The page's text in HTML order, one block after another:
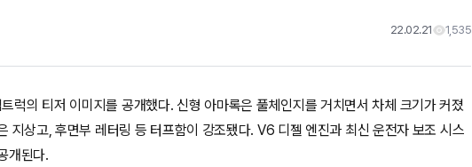
22.02.21 1,535
럭의 티저 이미지를 공개했다. 신형 아마록은 풀체인지를 거치면서 차체 크기가 커졌
지상고, 후면부 레터링 등 터프함이 강조됐다. V6 디젤 엔진과 최신 운전자 보조 시스
개된다.